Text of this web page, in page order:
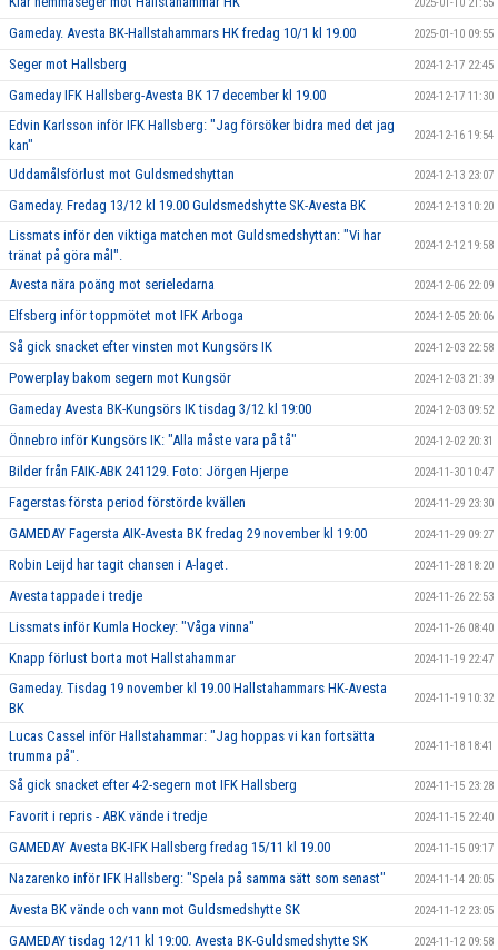
Gameday. Avesta BK-Hallstahammars HK fredag 10/1 kl 19.00 2025-01-10 09:55
Seger mot Hallsberg 2024-12-17 22:45
Gameday IFK Hallsberg-Avesta BK 17 december kl 19.00 2024-12-17 11:30
Edvin Karlsson inför IFK Hallsberg: "Jag försöker bidra med det jag
kan"
2024-12-16 19:54
Uddamålsförlust mot Guldsmedshyttan 2024-12-13 23:07
Gameday. Fredag 13/12 kl 19.00 Guldsmedshytte SK-Avesta BK 2024-12-13 10:20
Lissmats inför den viktiga matchen mot Guldsmedshyttan: "Vi har
tränat på göra mål".
2024-12-12 19:58
Avesta nära poäng mot serieledarna 2024-12-06 22:09
Elfsberg inför toppmötet mot IFK Arboga 2024-12-05 20:06
Så gick snacket efter vinsten mot Kungsörs IK 2024-12-03 22:58
Powerplay bakom segern mot Kungsör 2024-12-03 21:39
Gameday Avesta BK-Kungsörs IK tisdag 3/12 kl 19:00 2024-12-03 09:52
Önnebro inför Kungsörs IK: "Alla måste vara på tå" 2024-12-02 20:31
Bilder från FAIK-ABK 241129. Foto: Jörgen Hjerpe 2024-11-30 10:47
Fagerstas första period förstörde kvällen 2024-11-29 23:30
GAMEDAY Fagersta AIK-Avesta BK fredag 29 november kl 19:00 2024-11-29 09:27
Robin Leijd har tagit chansen i A-laget. 2024-11-28 18:20
Avesta tappade i tredje 2024-11-26 22:53
Lissmats inför Kumla Hockey: "Våga vinna" 2024-11-26 08:40
Knapp förlust borta mot Hallstahammar 2024-11-19 22:47
Gameday. Tisdag 19 november kl 19.00 Hallstahammars HK-Avesta
BK
2024-11-19 10:32
Lucas Cassel inför Hallstahammar: "Jag hoppas vi kan fortsätta
trumma på".
2024-11-18 18:41
Så gick snacket efter 4-2-segern mot IFK Hallsberg 2024-11-15 23:28
Favorit i repris - ABK vände i tredje 2024-11-15 22:40
GAMEDAY Avesta BK-IFK Hallsberg fredag 15/11 kl 19.00 2024-11-15 09:17
Nazarenko inför IFK Hallsberg: "Spela på samma sätt som senast" 2024-11-14 20:05
Avesta BK vände och vann mot Guldsmedshytte SK 2024-11-12 23:05
GAMEDAY tisdag 12/11 kl 19:00. Avesta BK-Guldsmedshytte SK 2024-11-12 09:58